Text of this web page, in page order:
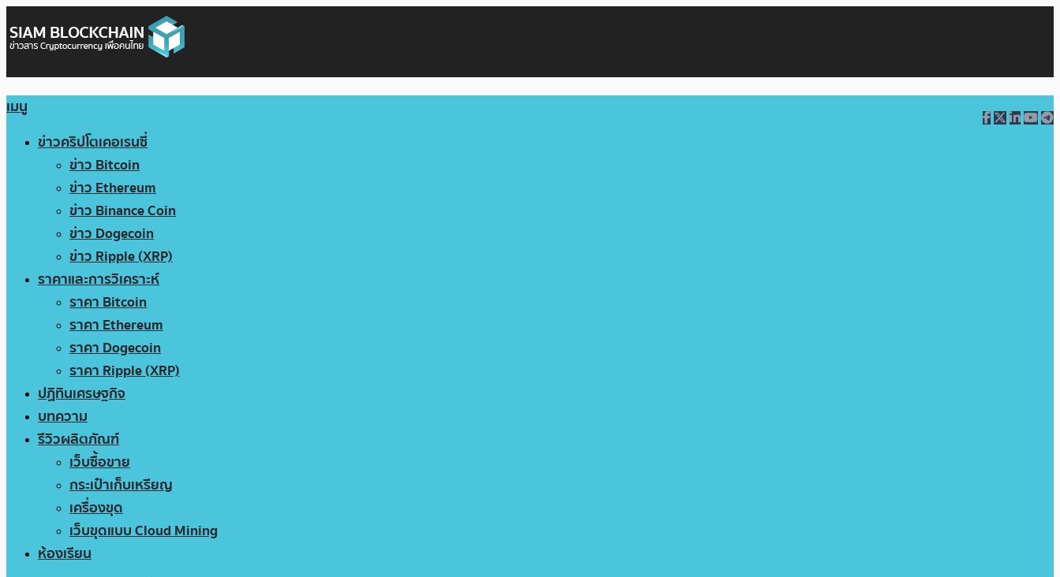
เมนู
ข่าวคริปโตเคอเรนซี่
ข่าว Bitcoin
ข่าว Ethereum
ข่าว Binance Coin
ข่าว Dogecoin
ข่าว Ripple (XRP)
ราคาและการวิเคราะห์
ราคา Bitcoin
ราคา Ethereum
ราคา Dogecoin
ราคา Ripple (XRP)
ปฏิทินเศรษฐกิจ
บทความ
รีวิวผลิตภัณฑ์
เว็บซื้อขาย
กระเป๋าเก็บเหรียญ
เครื่องขุด
เว็บขุดแบบ Cloud Mining
ห้องเรียน